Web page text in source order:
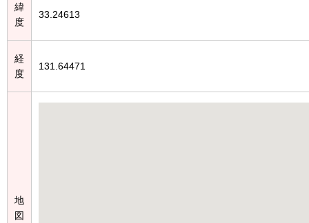
緯
度
33.24613
経
度
131.64471
地
図